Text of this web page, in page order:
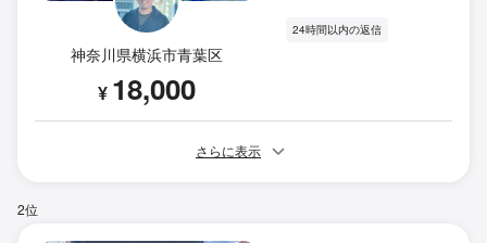
神奈川県横浜市青葉区
¥ 18,000
24時間以内の返信
さらに表示
2位